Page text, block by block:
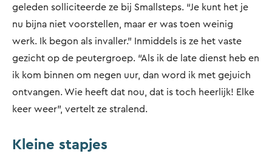
geleden solliciteerde ze bij Smallsteps. “Je kunt het je
nu bijna niet voorstellen, maar er was toen weinig
werk. Ik begon als invaller.” Inmiddels is ze het vaste
gezicht op de peutergroep. “Als ik de late dienst heb en
ik kom binnen om negen uur, dan word ik met gejuich
ontvangen. Wie heeft dat nou, dat is toch heerlijk! Elke
keer weer”, vertelt ze stralend.
Kleine stapjes